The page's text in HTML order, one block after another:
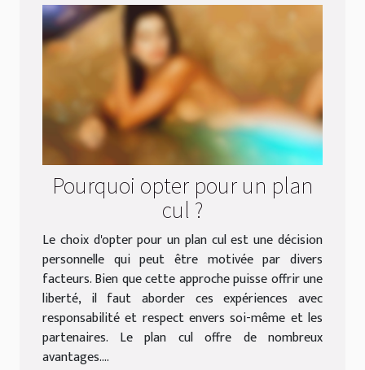
Pourquoi opter pour un plan
cul ?
Le choix d'opter pour un plan cul est une décision
personnelle qui peut être motivée par divers
facteurs. Bien que cette approche puisse offrir une
liberté, il faut aborder ces expériences avec
responsabilité et respect envers soi-même et les
partenaires. Le plan cul offre de nombreux
avantages....